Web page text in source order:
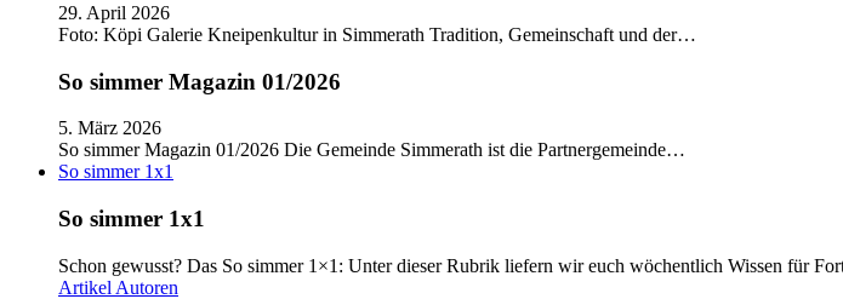
29. April 2026
Foto: Köpi Galerie Kneipenkultur in Simmerath Tradition, Gemeinschaft und der…
So simmer Magazin 01/2026
5. März 2026
So simmer Magazin 01/2026 Die Gemeinde Simmerath ist die Partnergemeinde…
So simmer 1x1
So simmer 1x1
Schon gewusst? Das So simmer 1×1: Unter dieser Rubrik liefern wir euch wöchentlich Wissen für
Artikel Autoren